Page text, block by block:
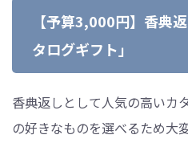
【予算3,000円】香典
タログギフト」
香典返しとして人気の高いカ
の好きなものを選べるため大